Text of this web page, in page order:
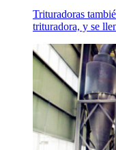
Trituradoras
trituradora, y se